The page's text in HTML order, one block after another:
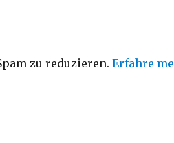
zu reduzieren.Erfahre